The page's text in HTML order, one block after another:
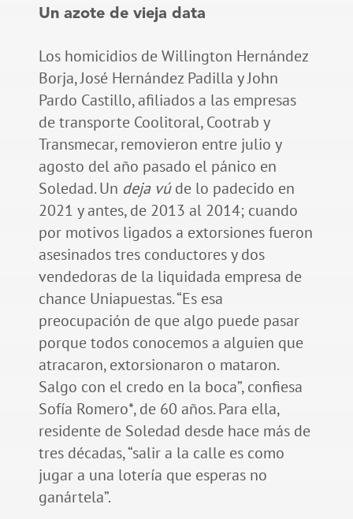
Un azote de vieja data
Los homicidios de Willington Hernández
Borja, José Hernández Padilla y John
Pardo Castillo, afiliados a las empresas
de transporte Coolitoral, Cootrab y
Transmecar, removieron entre julio y
agosto del año pasado el pánico en
Soledad. Un deja vúde lo padecido en
2021 y antes, de 2013 al 2014; cuando
por motivos ligados a extorsiones fueron
asesinados tres conductores y dos
vendedoras de la liquidada empresa de
chance Uniapuestas. “Es esa
preocupación de que algo puede pasar
porque todos conocemos a alguien que
atracaron, extorsionaron o mataron.
Salgo con el credo en la boca”, confiesa
Sofía Romero*, de 60 años. Para ella,
residente de Soledad desde hace más de
tres décadas, “salir a la calle es como
jugar a una lotería que esperas no
ganártela”.